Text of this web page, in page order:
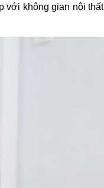
với không gian nội